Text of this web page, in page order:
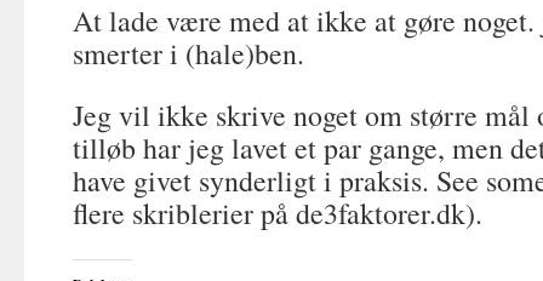
At lade være med at ikke at gøre
smerter i (hale)ben.
Jeg vil ikke skrive noget om større mål
tilløb har jeg lavet et par gange, men
have givet synderligt i praksis. See
flere skriblerier på de3faktorer.dk).